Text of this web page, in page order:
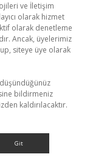
ve İletişim
olarak hizmet
olarak denetleme
Ancak, üyelerimiz
siteye üye olarak
bildirmeniz
kaldırılacaktır.